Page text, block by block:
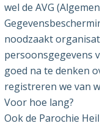
wel de AVG
noodzaakt
persoonsgegevens
goed na te denken
registreren we van
Voor hoe lang?
Ook de Parochie